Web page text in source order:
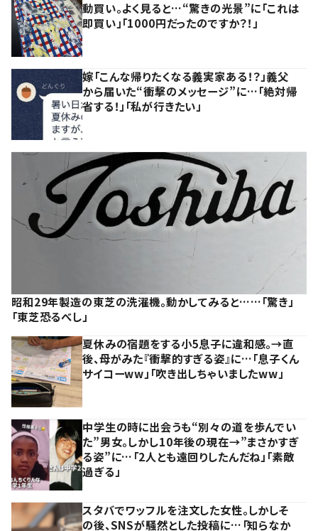
動買い。よく見ると…“驚きの光景”に「これは
即買い」「1000円だったのですか？！」
嫁「こんな帰りたくなる義実家ある！？」義父
から届いた“衝撃のメッセージ”に…「絶対帰
省する！」「私が行きたい」
昭和29年製造の東芝の洗濯機。動かしてみると……「驚き」
「東芝恐るべし」
夏休みの宿題をする小5息子に違和感。→直
後、母がみた『衝撃的すぎる姿』に…「息子くん
サイコーww」「吹き出しちゃいましたww」
中学生の時に出会うも“別々の道を歩んでい
た”男女。しかし10年後の現在→”まさかすぎ
る姿”に…「2人とも遠回りしたんだね」「素敵
過ぎる」
スタバでワッフルを注文した女性。しかしそ
の後、SNSが騒然とした投稿に…「知らなか